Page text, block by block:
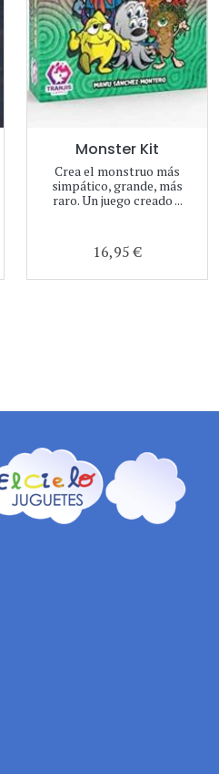
Monster Kit
Crea el monstruo más
simpático, grande, más
raro. Un juego creado ...
16,95 €